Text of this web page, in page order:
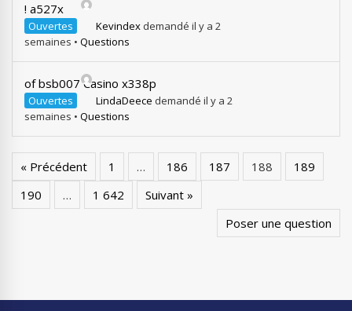
! a527x
Ouvertes Kevindex demandé il y a 2
semaines • Questions
of bsb007 Casino x338p
Ouvertes LindaDeece demandé il y a 2
semaines • Questions
« Précédent 1 … 186 187 188
189
190
… 1 642
Suivant »
Poser une question